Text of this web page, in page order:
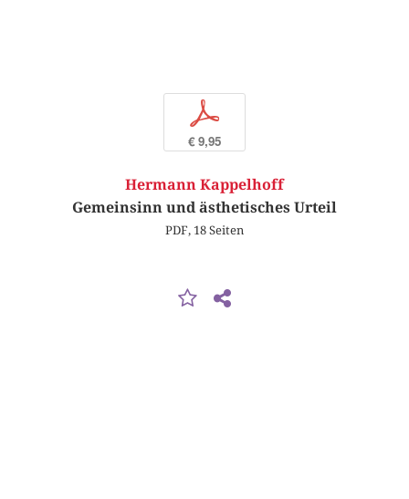
p
€ 9,95
Hermann Kappelhoff
Gemeinsinn und ästhetisches Urteil
PDF, 18 Seiten